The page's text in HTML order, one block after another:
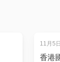
＋5%手續
標準區：$450
11月5
香港